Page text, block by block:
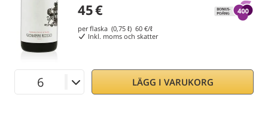
45€
per flaska (0,75 ℓ) 60 €/ℓ
Inkl. moms och skatter
LÄGG I VARUKORG